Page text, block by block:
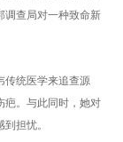
调查局对一种致命新
传统医学来追查源
疤。与此同时，她对
担忧。